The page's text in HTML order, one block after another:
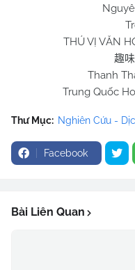
THÚ VỊ VĂN
趣
Thanh
Trung Quốc
Thư Mục: Nghiên Cứu -
Facebook
Bài Liên Quan